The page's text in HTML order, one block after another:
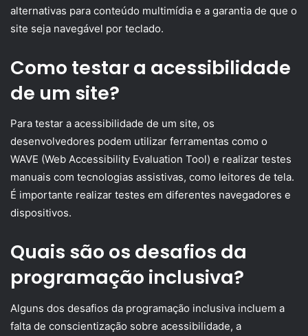
alternativas para conteúdo multimídia e a garantia de que o
site seja navegável por teclado.
Como testar a acessibilidade
de um site?
Para testar a acessibilidade de um site, os
desenvolvedores podem utilizar ferramentas como o
WAVE (Web Accessibility Evaluation Tool) e realizar testes
manuais com tecnologias assistivas, como leitores de tela.
É importante realizar testes em diferentes navegadores e
dispositivos.
Quais são os desafios da
programação inclusiva?
Alguns dos desafios da programação inclusiva incluem a
falta de conscientização sobre acessibilidade, a